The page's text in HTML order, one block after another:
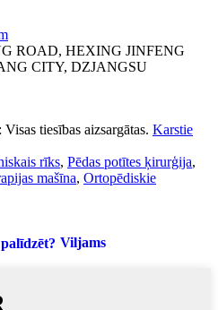
ROAD, HEXING JINFENG
CITY, DZJANGSU
tiesības aizsargātas. Karstie
rīks, Pēdas potītes ķirurģija,
mašīna, Ortopēdiskie
Viljams